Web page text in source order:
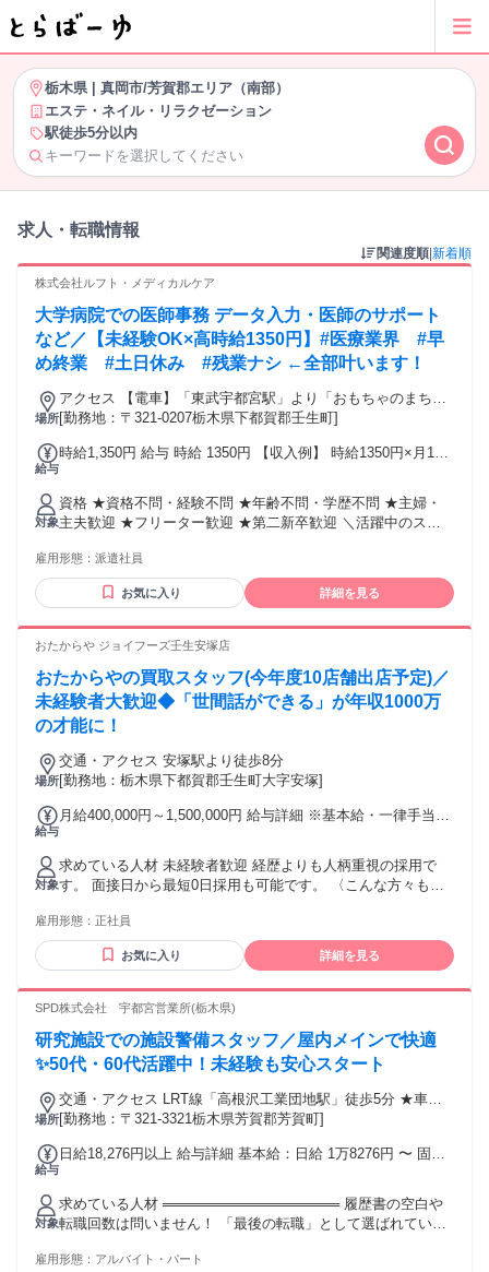
栃木県| 真岡市/芳賀郡エリア（南部）
エステ・ネイル・リラクゼーション
駅徒歩5分以内
キーワードを選択してください
求人・転職情報
関連度順 新着順
株式会社ルフト・メディカルケア
大学病院での医師事務 データ入力・医師のサポート
など／【未経験OK×高時給1350円】#医療業界 #早
め終業 #土日休み #残業ナシ ←全部叶います！
場所
アクセス 【電車】「東武宇都宮駅」より「おもちゃのまち
駅」下車 JR宇都宮線「石橋駅」から車で15分、【バス】「お
勤可能
[勤務地：〒321-0207栃木県下都賀郡壬生町]
給与
時給1,350円 給与 時給 1350円 【収入例】 時給1350円×月147
給 規定内支給あり
対象
資格 ★資格不問・経験不問 ★年齢不問・学歴不問 ★主婦・
主夫歓迎 ★フリーター歓迎 ★第二新卒歓迎 ＼活躍中のスタ
フも大勢在籍しています♪ ＼無資格OK・未経験OK／ 当社で
活躍してくださっている方の半数以上が未経験スタート。 お
仕事にブランクがある方もお気軽にご応募ください！ ＼資格
フォローもあるので、少しずつステップアップしていけます
方、病院でお仕事始めてみませんか♪ ＼長期安定で働けます／
景気に左右されない医療業界でのお仕事なので将来安心！収
入も安定できますよ◎ 年を重ねても長く活躍していただけま
す！
雇用形態： 派遣社員
お気に入り 詳細を見る
おたからや ジョイフーズ壬生安塚店
おたからやの買取スタッフ(今年度10店舗出店予定)／
未経験者大歓迎◆「世間話ができる」が年収1000万
の才能に！
場所
交通・アクセス 安塚駅より徒歩8分
[勤務地：栃木県下都賀郡壬生町大字安塚]
給与
月給400,000円～1,500,000円 給与詳細 ※基本給・一律手当の
律手当】 全員に一律で支払われる通勤・皆勤・家族手当金
額：なし 全員に一律で支払われるその他手当金額：あり 1ヶ
月あたり10万円 ※一律手当には みなし残業代2万円を含みま
す ＝＝＝＝＝＝＝＝＝＝＝＝＝＝ 経験者の方は 給与面で優
※試用期間2か月間は月収40万円で固定です ※試用期間終了
後は基本給＋インセンティブでの支給となります。 詳細は面
接時にお話させていただきます。 賞与年2回（業績による）
昇給／昇格（成果に応じて） 交通費別途支給
対象
求めている人材 未経験者歓迎 経歴よりも人柄重視の採用で
す。 面接日から最短0日採用も可能です。 〈こんな方々も大
したくない方 ・公私ともに充実させたい方 ・早期にキャリア
アップしたい方 配達員・飲食店店員・受付スタッフなどから
転職してきた方々が活躍中です。
雇用形態： 正社員
お気に入り 詳細を見る
SPD株式会社 宇都宮営業所(栃木県)
研究施設での施設警備スタッフ／屋内メインで快適
✨50代・60代活躍中！未経験も安心スタート
場所
交通・アクセス LRT線「高根沢工業団地駅」徒歩5分 ★車・
バイク通勤ＯＫ
[勤務地：〒321-3321栃木県芳賀郡芳賀町]
給与
日給18,276円以上 給与詳細 基本給：日給 1万8276円 〜 固定
勤・家族手当金額：なし 全員に一律で支払われるその他手当
金額：なし
対象
求めている人材 ══════════════════ 履歴書の空白や
転職回数は問いません！ 「最後の転職」として選ばれていま
══════════════════ ★未経験OK・WワークOK ★曜
雇用形態： アルバイト・パート